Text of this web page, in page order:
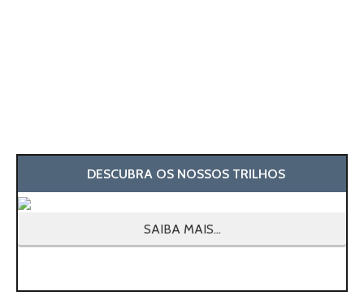
DESCUBRA OS NOSSOS TRILHOS
SAIBA MAIS...